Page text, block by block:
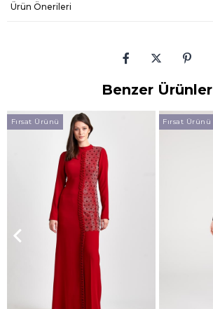
Ürün Önerileri
Benzer Ürünler
Fırsat Ürünü Fırsat Ürünü